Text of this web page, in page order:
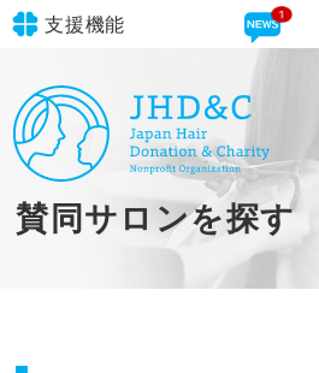
支援機能
文字サイズ 標準
青
やさしいにほんご
1
in simple English
賛同サロンを探す